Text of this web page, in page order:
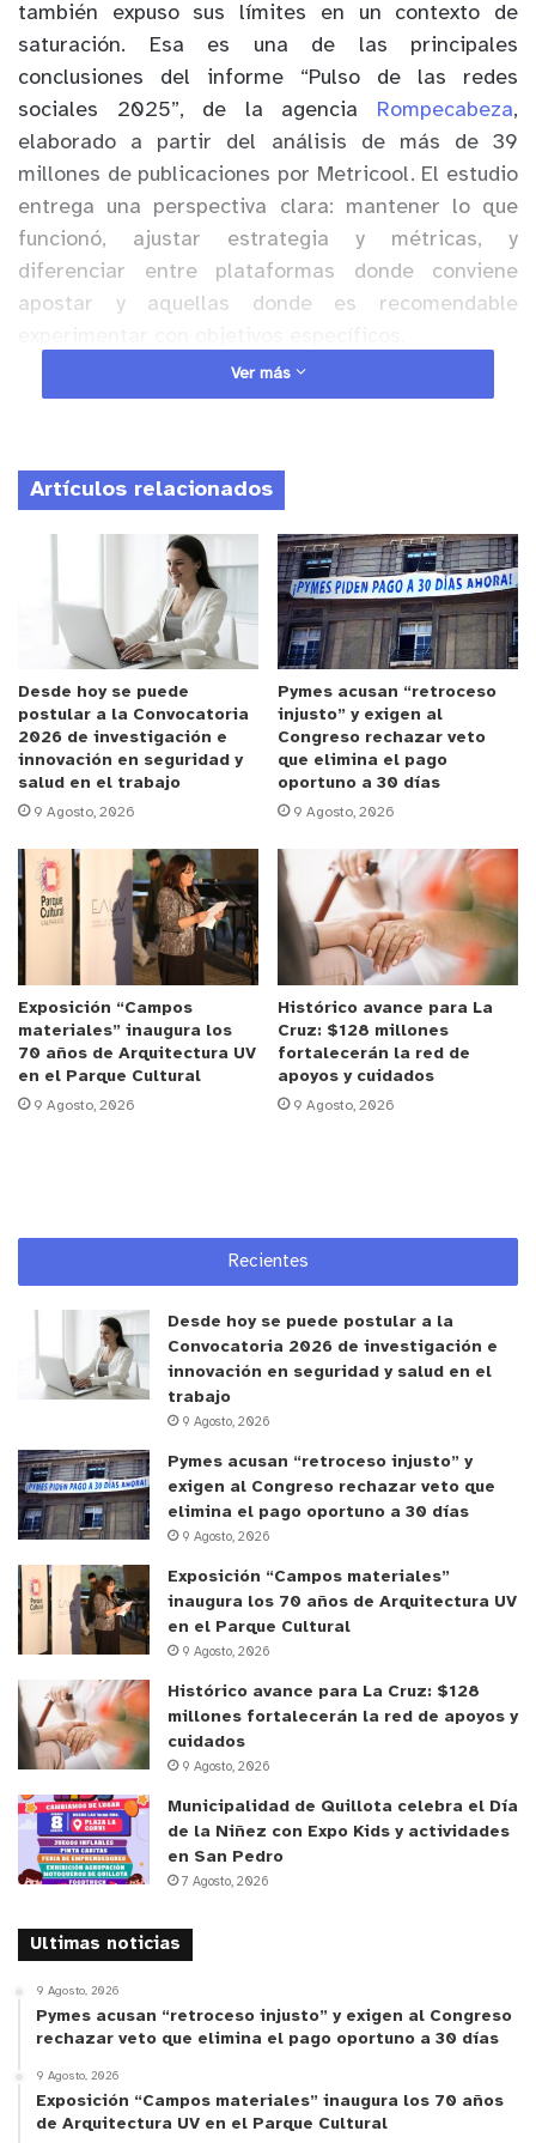
también expuso sus límites en un contexto de
saturación. Esa es una de las principales
conclusiones del informe “Pulso de las redes
sociales 2025”, de la agencia Rompecabeza,
elaborado a partir del análisis de más de 39
millones de publicaciones por Metricool. El estudio
entrega una perspectiva clara: mantener lo que
funcionó, ajustar estrategia y métricas, y
diferenciar entre plataformas donde conviene
apostar y aquellas donde es recomendable
El reporte muestra que el aumento sostenido del
atención sigue existiendo, pero está más
fragmentada y exige decisiones más precisas por
objetivo de negocio.
Anuncio Patrocinado
“El exceso de contenido llegó para quedarse.
Entonces, para destacar, las marcas y personas
van a tener que generar cada vez más contenido,
pero además creativo y adaptado en diferentes
formatos. El llamado es experimentar y seguir
subiendo videos pero no dejar de publicar
carruseles o imágenes que también funcionan”,
señala Ariel Jeria, gerente general de
Rompecabeza . ¿Cómo llevar esto a la práctica?.
“Si tienes una buena idea; haz un guión, graba un
video pero también tómate una foto y ponle texto
o convierte el video en un carrusel de imágenes. Ya
no basta con sólo hacer un buen video”, agregó
Jeria.
por publicación, aunque registró una caída cercana
al 32% en interacciones. El fenómeno responde a
feed. El estudio indica que las cuentas con mejores
resultados redujeron volumen y elevaron el
estándar creativo, priorizando ganchos iniciales de
uno a dos segundos.
YouTube fue la excepción positiva del año. Las
reproducciones promedio crecieron un 76% y las
interacciones también aumentaron. La
combinación de formatos cortos y largos, junto con
su presencia en televisores conectados, consolidó
a la plataforma como un espacio relevante para la
consideración y recordación de marca.
Instagram evidenció saturación en alcance tanto
embargo, los carruseles destacaron como el
formato menos utilizado y, a la vez, uno de los más
eficientes en impresiones e interacciones.
alcance en un 51% y las interacciones en un 56%,
especialmente para audiencias amplias y objetivos
de performance local.
En LinkedIn, el aumento de cuentas y publicaciones
redujo las impresiones por post. Aun así,
Ver más
Artículos relacionados
Desde hoy se puede
postular a la Convocatoria
2026 de investigación e
innovación en seguridad y
salud en el trabajo
9 Agosto, 2026
Pymes acusan “retroceso
injusto” y exigen al
Congreso rechazar veto
que elimina el pago
oportuno a 30 días
9 Agosto, 2026
Exposición “Campos
materiales” inaugura los
70 años de Arquitectura UV
en el Parque Cultural
9 Agosto, 2026
Histórico avance para La
Cruz: $128 millones
fortalecerán la red de
apoyos y cuidados
9 Agosto, 2026
Recientes
Desde hoy se puede postular a la
Convocatoria 2026 de investigación e
innovación en seguridad y salud en el
trabajo
9 Agosto, 2026
Pymes acusan “retroceso injusto” y
exigen al Congreso rechazar veto que
elimina el pago oportuno a 30 días
9 Agosto, 2026
Exposición “Campos materiales”
inaugura los 70 años de Arquitectura UV
en el Parque Cultural
9 Agosto, 2026
Histórico avance para La Cruz: $128
millones fortalecerán la red de apoyos y
cuidados
9 Agosto, 2026
Municipalidad de Quillota celebra el Día
de la Niñez con Expo Kids y actividades
en San Pedro
7 Agosto, 2026
Ultimas noticias
9 Agosto, 2026
Pymes acusan “retroceso injusto” y exigen al Congreso
rechazar veto que elimina el pago oportuno a 30 días
9 Agosto, 2026
Exposición “Campos materiales” inaugura los 70 años
de Arquitectura UV en el Parque Cultural